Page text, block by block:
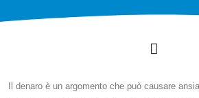
Il denaro è un argomento che può causare